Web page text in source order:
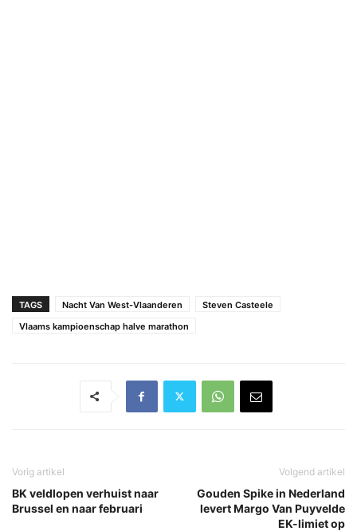
TAGS Nacht Van West-Vlaanderen
Steven Casteele
Vlaams kampioenschap halve marathon
Vorig artikel
BK veldlopen verhuist naar
Brussel en naar februari
Volgend artikel
Gouden Spike in Nederland
levert Margo Van Puyvelde
EK-limiet op